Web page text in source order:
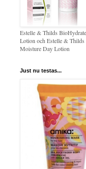
Estelle & Thilds
Lotion och Estelle &
Moisture Day Lotion
Just nu testas...